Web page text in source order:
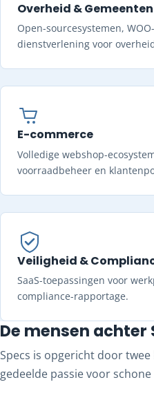
Overheid & Gemeenten
Open-sourcesystemen,
dienstverlening voor
E-commerce
Volledige webshop-
voorraadbeheer en
Veiligheid &
SaaS-toepassingen voor
compliance-rapportage.
De mensen achter
Specs is opgericht door
gedeelde passie voor